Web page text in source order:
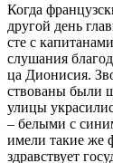
Ко­гда
дру­гой день
сте с
слу­ша­ния
ца Ди­о­ни­сия.
ство­ва­ны бы­ли
ули­цы
– бе­лы­ми с
име­ли та­кие же
здрав­ству­ет